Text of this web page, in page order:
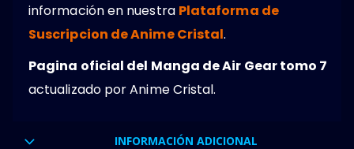
información en nuestra Plataforma de
Suscripcion de Anime Cristal.
Pagina oficial del Manga de Air Gear tomo 7
actualizado por Anime Cristal.
INFORMACIÓN ADICIONAL